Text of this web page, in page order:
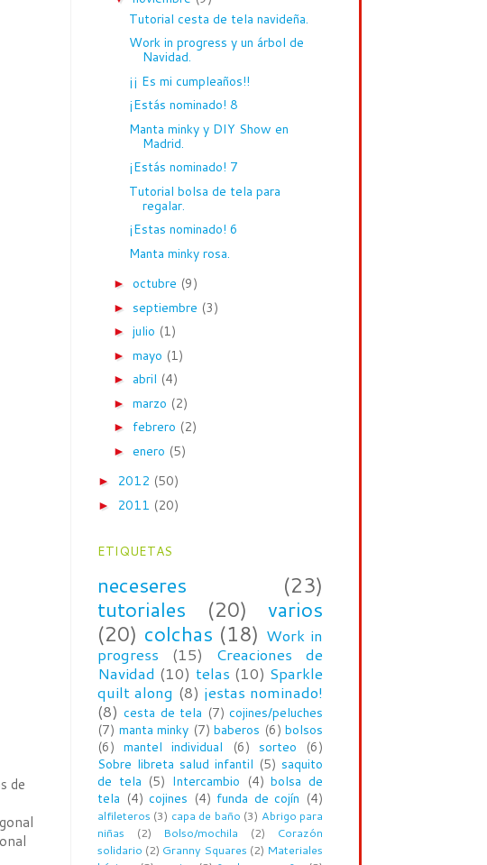
de
Tutorial cesta de tela navideña.
Work in progress y un árbol de
Navidad.
¡¡ Es mi cumpleaños!!
¡Estás nominado! 8
Manta minky y DIY Show en
Madrid.
¡Estás nominado! 7
Tutorial bolsa de tela para
regalar.
¡Estas nominado! 6
Manta minky rosa.
► octubre (9)
► septiembre (3)
► julio (1)
► mayo (1)
► abril (4)
► marzo (2)
► febrero (2)
► enero (5)
► 2012 (50)
► 2011 (20)
ETIQUETAS
neceseres
(23)
tutoriales
(20)
varios
(20) colchas (18) Work in
progress
(15)
Creaciones de
Navidad (10) telas (10) Sparkle
quilt along (8) ¡estas nominado!
(8) cesta de tela (7) cojines/peluches
(7) manta minky (7) baberos (6) bolsos
(6) mantel individual (6) sorteo
(6)
Sobre libreta salud infantil (5) saquito
de tela (5) Intercambio (4) bolsa de
tela (4) cojines (4) funda de cojín (4)
alfileteros (3) capa de baño (3) Abrigo para
niñas
(2) Bolso/mochila (2)
Corazón
solidario (2) Granny Squares (2) Materiales